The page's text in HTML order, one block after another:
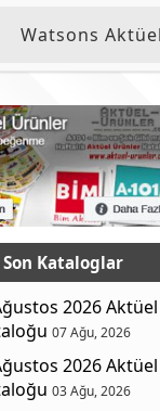
Watsons Aktüel
Son Kataloglar
2026 Aktüel
07 Ağu, 2026
2026 Aktüel
03 Ağu, 2026